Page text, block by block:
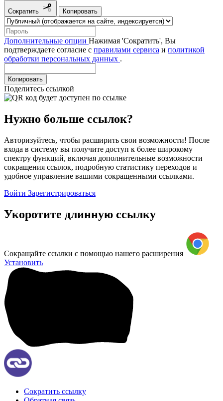
Сократить Копировать
Дополнительные опции Нажимая 'Сократить', Вы
подтверждаете согласие с правилами сервиса и политикой
обработки персональных данных .
Копировать
Поделитесь ссылкой
Нужно больше ссылок?
Авторизуйтесь, чтобы расширить свои возможности! После
входа в систему вы получите доступ к более широкому
спектру функций, включая дополнительные возможности
сокращения ссылок, подробную статистику переходов и
удобное управление вашими сокращенными ссылками.
Войти Зарегистрироваться
Укоротите длинную ссылку
Сокращайте ссылки с помощью нашего расширения
Установить
Сократить ссылку